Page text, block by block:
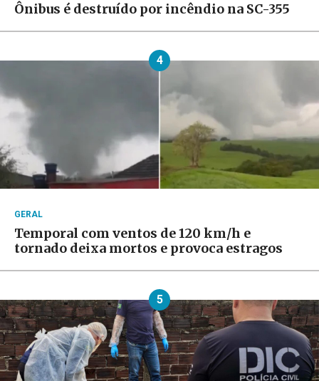
Ônibus é destruído por incêndio na SC-355
4
GERAL
Temporal com ventos de 120 km/h e
tornado deixa mortos e provoca estragos
5